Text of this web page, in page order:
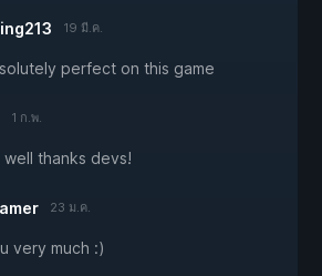
19 มี.ค.
perfect on this game
1 ก.พ.
thanks devs!
23 ม.ค.
very much :)